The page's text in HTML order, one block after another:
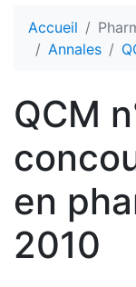
Accueil
Annales
QCM
en
2010